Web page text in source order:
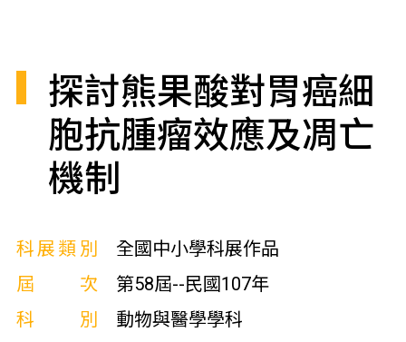
探討熊果酸對胃癌細
胞抗腫瘤效應及凋亡
機制
科展類別
全國中小學科展作品
屆次
第58屆--民國107年
科別
動物與醫學學科